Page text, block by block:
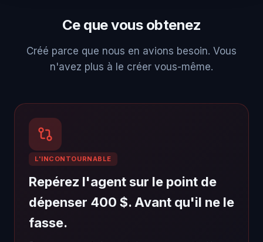
Ce que vous obtenez
Créé parce que nous en avions besoin. Vous
n'avez plus à le créer vous-même.
L'INCONTOURNABLE
Repérez l'agent sur le point de
dépenser 400 $. Avant qu'il ne le
fasse.